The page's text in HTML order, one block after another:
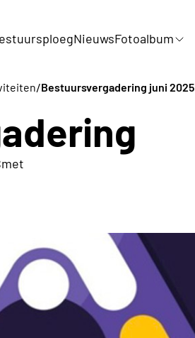
NieuwsFotoalbum
/Bestuursvergadering juni 2025